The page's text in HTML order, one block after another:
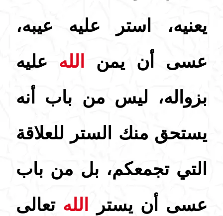
يعنيه، استر عليه عيبه،
عسى أن يمن
الله
عليه
بزواله، ليس من باب أنه
يستحق منك الستر للعلاقة
التي تجمعكم، بل من باب
عسى أن يستر
الله تعالى